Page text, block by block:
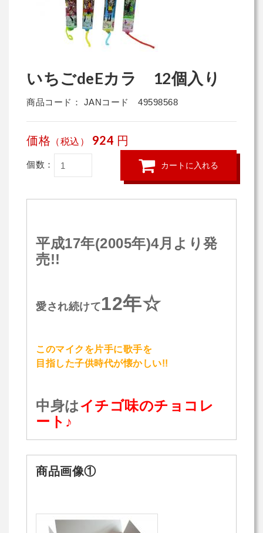
いちごdeEカラ 12個入り
商品コード： JANコード 49598568
価格 （税込） 924 円
個数： カートに入れる
平成17年(2005年)4月より発
売!!
愛され続けて12年☆
このマイクを片手に歌手を
目指した子供時代が懐かしい!!
中身はイチゴ味のチョコレ
ート♪
商品画像①